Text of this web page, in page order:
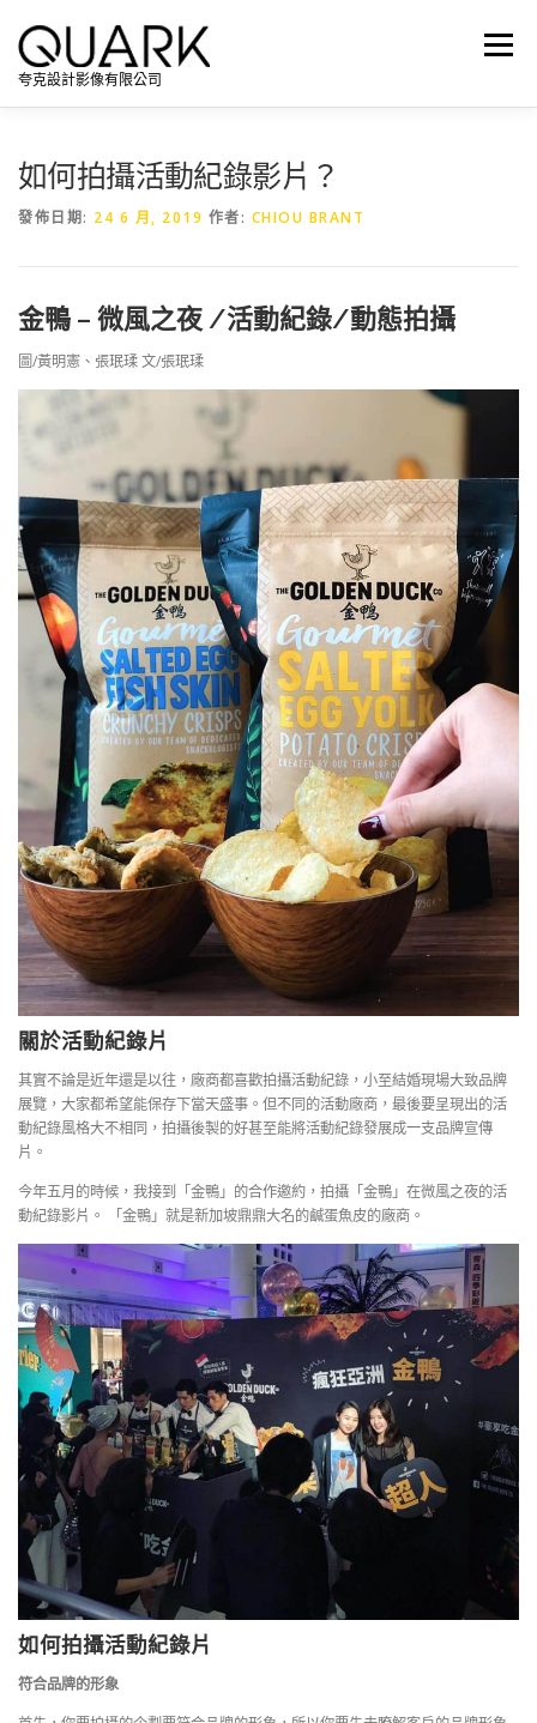
內
夸克設計影像有限公司
選單
如何拍攝活動紀錄影片？
發佈日期: 24 6 月, 2019 作者: CHIOU BRANT
金鴨 – 微風之夜 /活動紀錄/動態拍攝
圖/黃明憲、張珉瑈 文/張珉瑈
關於活動紀錄片
其實不論是近年還是以往，廠商都喜歡拍攝活動紀錄，小至結婚現場大致品牌
展覽，大家都希望能保存下當天盛事。但不同的活動廠商，最後要呈現出的活
動紀錄風格大不相同，拍攝後製的好甚至能將活動紀錄發展成一支品牌宣傳
片。
今年五月的時候，我接到「金鴨」的合作邀約，拍攝「金鴨」在微風之夜的活
動紀錄影片。 「金鴨」就是新加坡鼎鼎大名的鹹蛋魚皮的廠商。
如何拍攝活動紀錄片
符合品牌的形象